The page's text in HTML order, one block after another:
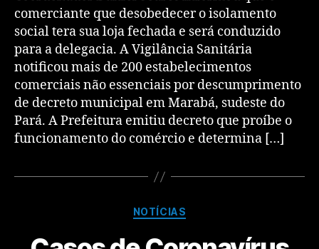
comerciante que desobedecer o isolamento
social tera sua loja fechada e será conduzido
para a delegacia. A Vigilância Sanitária
notificou mais de 200 estabelecimentos
comerciais não essenciais por descumprimento
de decreto municipal em Marabá, sudeste do
Pará. A Prefeitura emitiu decreto que proíbe o
funcionamento do comércio e determina […]
NOTÍCIAS